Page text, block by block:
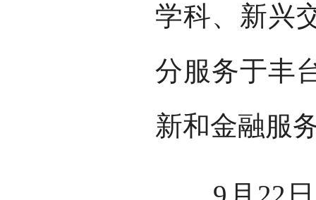
学科、新兴
分服务于丰
新和金融服